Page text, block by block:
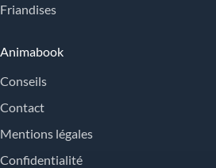
Friandises
Animabook
Conseils
Contact
Mentions légales
Confidentialité